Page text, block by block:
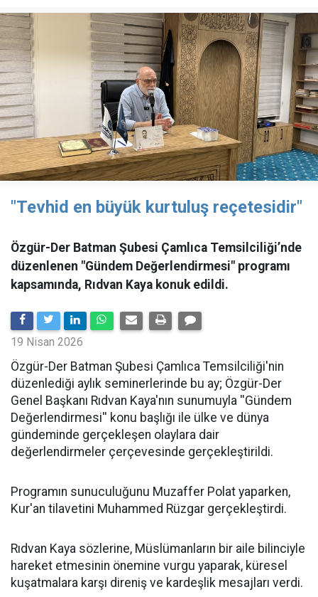
"Tevhid en büyük kurtuluş reçetesidir"
Özgür-Der Batman Şubesi Çamlıca Temsilciliği’nde
düzenlenen "Gündem Değerlendirmesi" programı
kapsamında, Rıdvan Kaya konuk edildi.
19 Nisan 2026
​Özgür-Der Batman Şubesi Çamlıca Temsilciliği'nin
düzenlediği aylık seminerlerinde bu ay; Özgür-Der
Genel Başkanı Rıdvan Kaya'nın sunumuyla ''Gündem
Değerlendirmesi'' konu başlığı ile ülke ve dünya
gündeminde gerçekleşen olaylara dair
değerlendirmeler çerçevesinde gerçekleştirildi.
Programın sunuculuğunu Muzaffer Polat yaparken,
Kur'an tilavetini Muhammed Rüzgar gerçekleştirdi.
Rıdvan Kaya sözlerine, Müslümanların bir aile bilinciyle
hareket etmesinin önemine vurgu yaparak, küresel
kuşatmalara karşı direniş ve kardeşlik mesajları verdi.